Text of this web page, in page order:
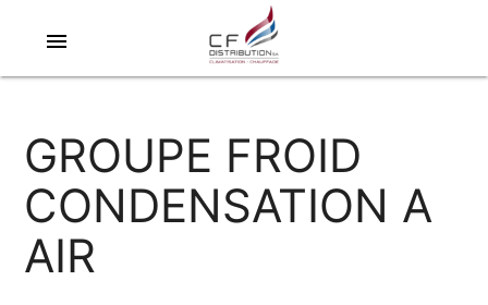
menu
GROUPE FROID
CONDENSATION A
AIR